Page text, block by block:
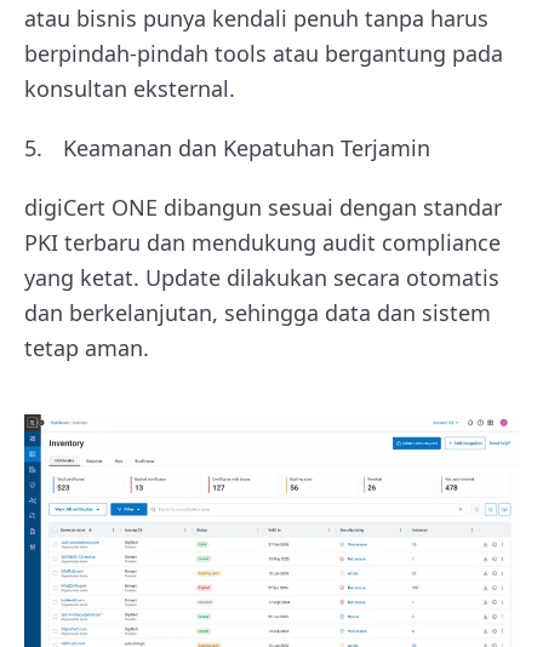
atau bisnis punya kendali penuh tanpa harus
berpindah-pindah tools atau bergantung pada
konsultan eksternal.
Keamanan dan Kepatuhan Terjamin
digiCert ONE dibangun sesuai dengan standar
PKI terbaru dan mendukung audit compliance
yang ketat. Update dilakukan secara otomatis
dan berkelanjutan, sehingga data dan sistem
tetap aman.